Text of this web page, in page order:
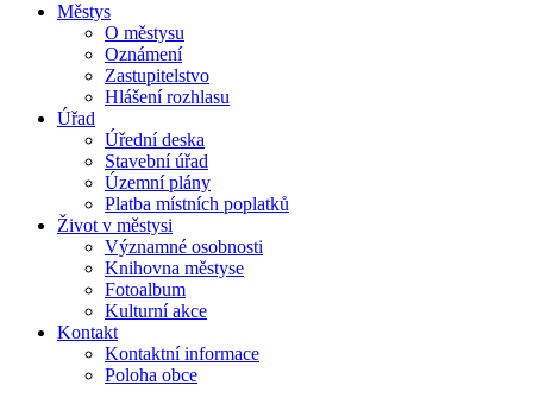
Městys
O městysu
Oznámení
Zastupitelstvo
Hlášení rozhlasu
Úřad
Úřední deska
Stavební úřad
Územní plány
Platba místních poplatků
Život v městysi
Významné osobnosti
Knihovna městyse
Fotoalbum
Kulturní akce
Kontakt
Kontaktní informace
Poloha obce